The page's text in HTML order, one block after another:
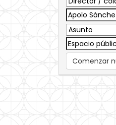
Comenzar